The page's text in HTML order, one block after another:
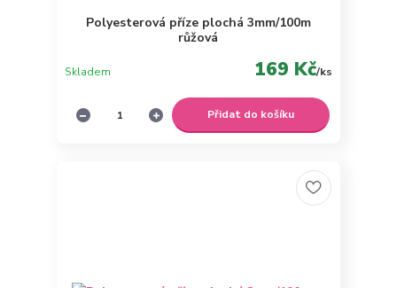
Polyesterová příze plochá 3mm/100m
růžová
169 Kč/ks
Skladem
Přidat do košíku